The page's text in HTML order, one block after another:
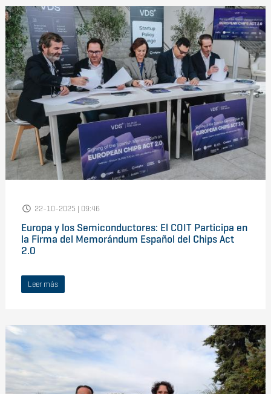
22-10-2025 | 09:46
Europa y los Semiconductores: El COIT Participa en
la Firma del Memorándum Español del Chips Act
2.0
Leer más